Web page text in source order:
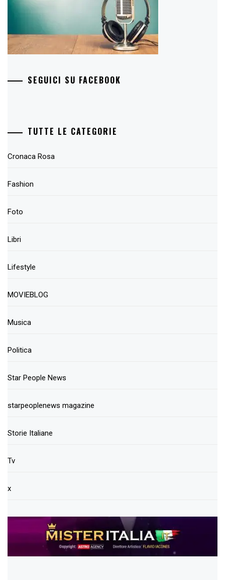
SEGUICI SU FACEBOOK
TUTTE LE CATEGORIE
Cronaca Rosa
Fashion
Foto
Libri
Lifestyle
MOVIEBLOG
Musica
Politica
Star People News
starpeoplenews magazine
Storie Italiane
Tv
x